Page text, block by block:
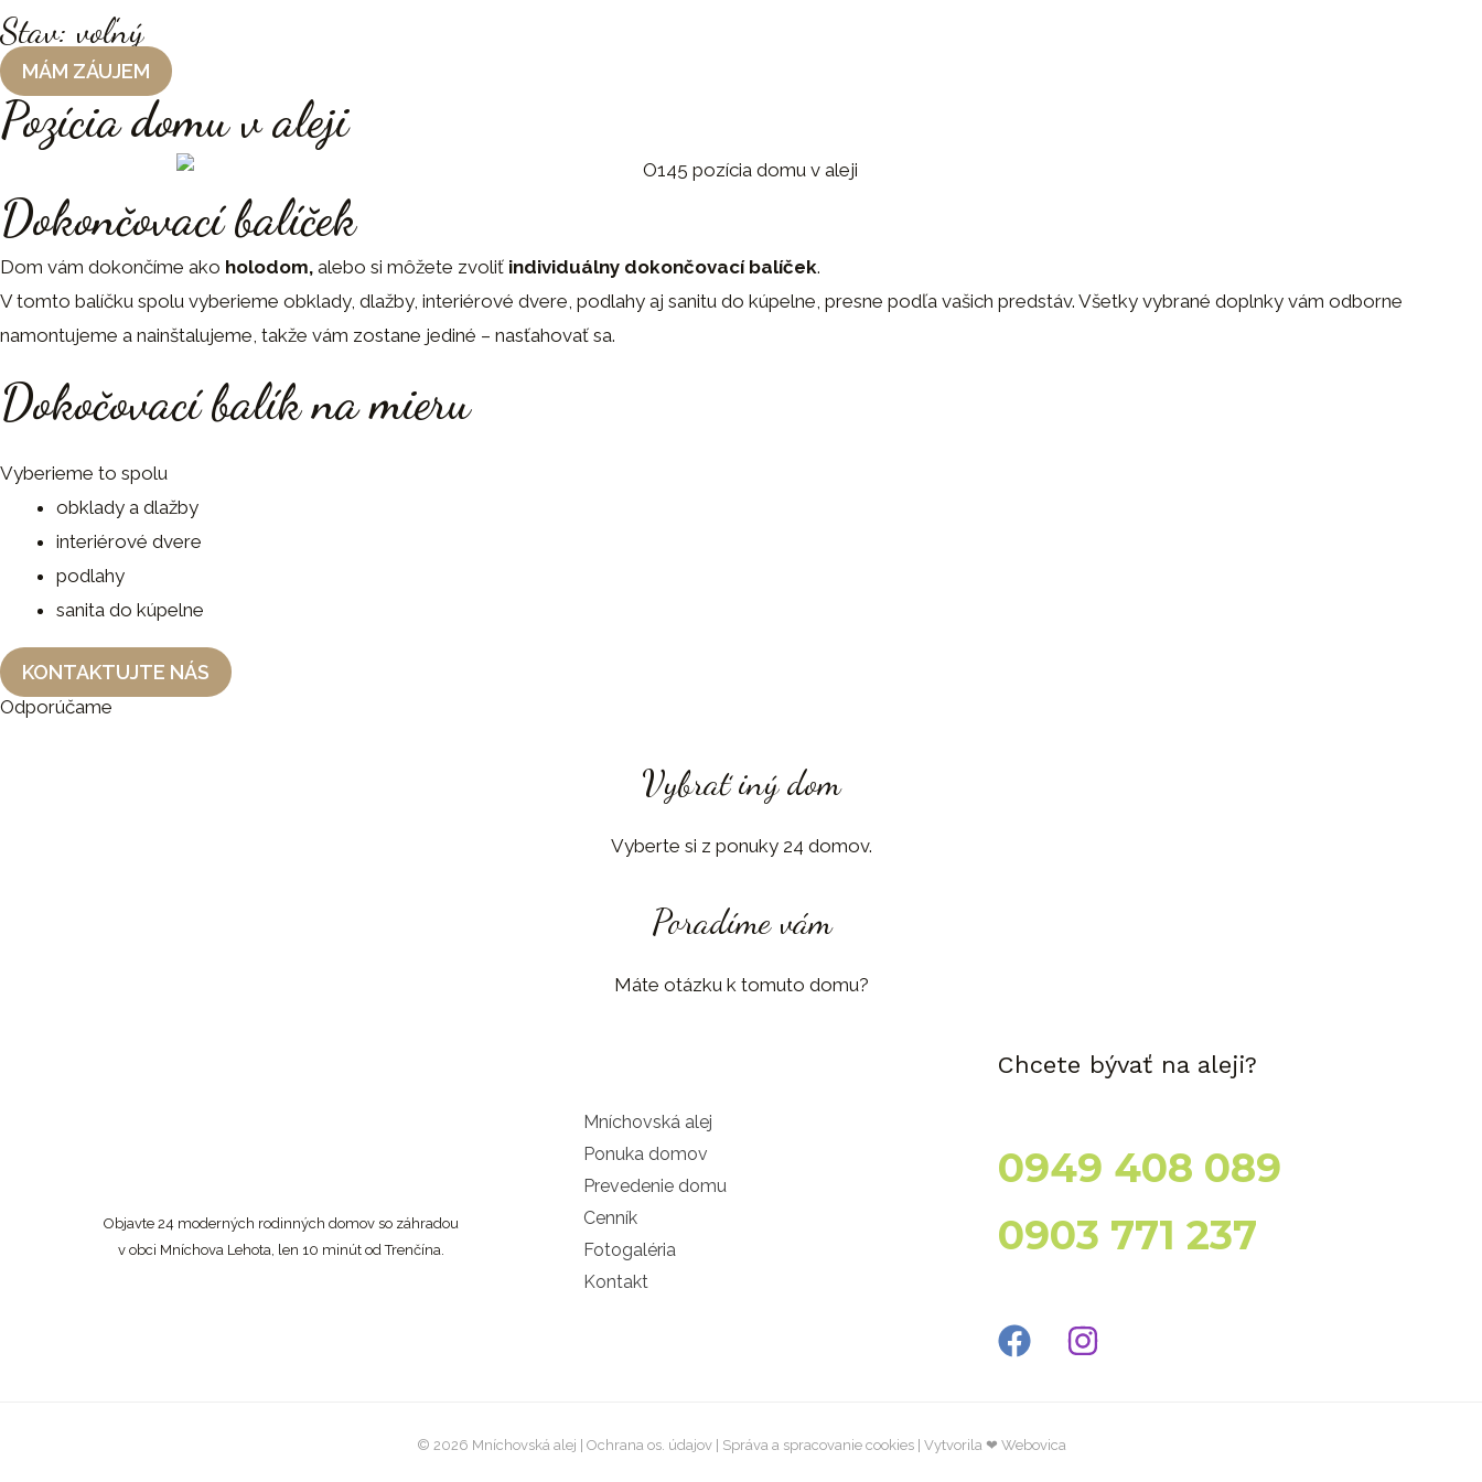
Stav: voľný
MÁM ZÁUJEM
Pozícia domu v aleji
Dokončovací balíček
Dom vám dokončíme ako holodom, alebo si môžete zvoliť individuálny dokončovací balíček.
V tomto balíčku spolu vyberieme obklady, dlažby, interiérové dvere, podlahy aj sanitu do kúpelne, presne podľa vašich predstáv. Všetky vybrané doplnky vám odborne
namontujeme a nainštalujeme, takže vám zostane jediné – nasťahovať sa.
Dokočovací balík na mieru
Vyberieme to spolu
obklady a dlažby
interiérové dvere
podlahy
sanita do kúpelne
KONTAKTUJTE NÁS
Odporúčame
Vybrať iný dom
Vyberte si z ponuky 24 domov.
Poradíme vám
Máte otázku k tomuto domu?
Objavte 24 moderných rodinných domov so záhradou
v obci Mníchova Lehota, len 10 minút od Trenčína.
Mníchovská alej
Ponuka domov
Prevedenie domu
Cenník
Fotogaléria
Kontakt
Chcete bývať na aleji?
0949 408 089
0903 771 237
© 2026 Mníchovská alej | Ochrana os. údajov| Správa a spracovanie cookies| Vytvorila ❤ Webovica